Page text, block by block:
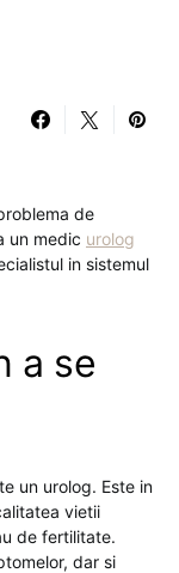
de
un medic urolog
in sistemul
a se
un urolog. Este in
vietii
de fertilitate.
dar si